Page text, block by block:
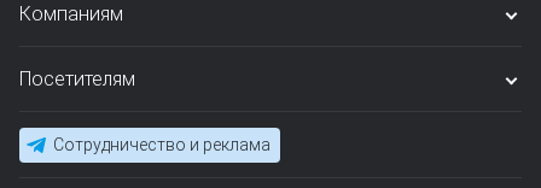
Компаниям
Посетителям
Сотрудничество и реклама